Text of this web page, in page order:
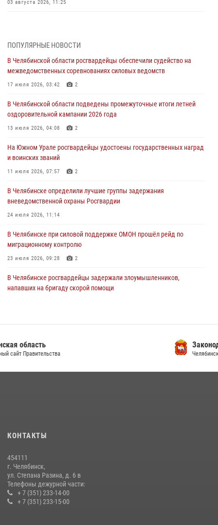
03 августа 2026, 11:25
03 августа 2026, 09:22 1
Авиация Росгвардии совершила более 250 санитарных вылетов в
Донецкой Народной Республике
31 июля 2026, 11:33
Росгвардия обеспечивает безопасность граждан на южном
направлении
31 июля 2026, 11:32
В Уральском округе Росгвардии состоялось заседание
оперативного штаба
30 июля 2026, 10:53
ПОПУЛЯРНЫЕ НОВОСТИ
В Челябинской области росгвардейцы обеспечили судейство на
межведомственных соревнованиях силовых ведомств
17 июля 2026, 03:42 2
В Челябинской области подведены промежуточные итоги летней
оздоровительной кампании 2026 года
13 июля 2026, 04:08 2
На Южном Урале росгвардейцы удостоены государственных наград
и воинских званий
11 июля 2026, 07:57 2
В Челябинске определили лучшие группы задержания
вневедомственной охраны Росгвардии
24 июля 2026, 11:14
В Челябинске при силовой поддержке ОМОН прошёл рейд по
миграционному контролю
23 июля 2026, 09:28 2
В Челябинске росгвардейцы задержали злоумышленников,
напавших на бригаду скорой помощи
13 июля 2026, 03:02
08 июля 2026, 12:05
Законодательное Собрание
Челябинской области
КОНТАКТЫ
454111
г. Челябинск,
ул. Степана Разина, д. 6 в
Телефоны дежурной части:
+ 7 (351) 233-14-00
+ 7 (351) 233-15-00